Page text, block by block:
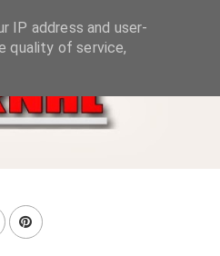
IP address and user-
quality of service,